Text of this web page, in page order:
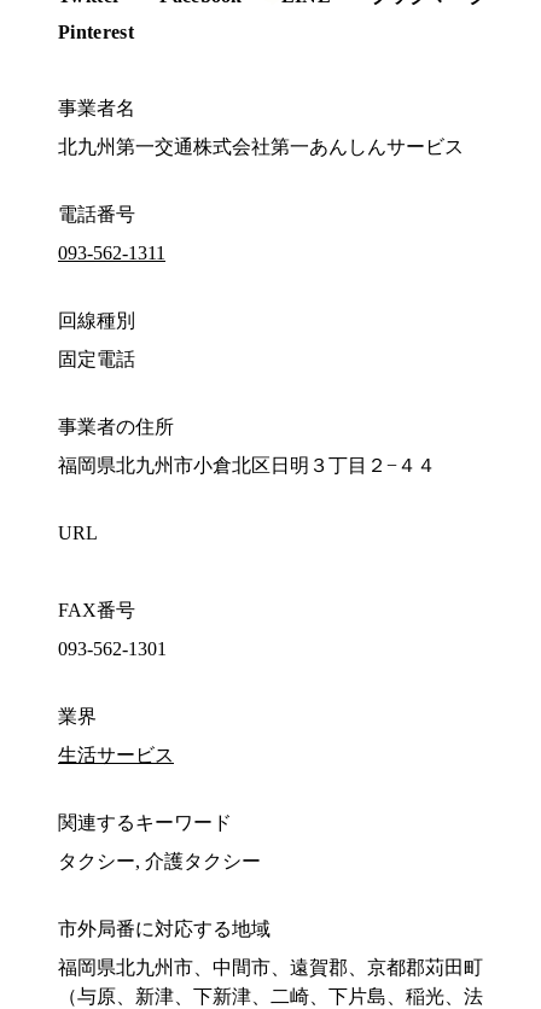
Pinterest
事業者名
北九州第一交通株式会社第一あんしんサービス
電話番号
093-562-1311
回線種別
固定電話
事業者の住所
福岡県北九州市小倉北区日明３丁目２−４４
URL
FAX番号
093-562-1301
業界
生活サービス
関連するキーワード
タクシー, 介護タクシー
市外局番に対応する地域
福岡県北九州市、中間市、遠賀郡、京都郡苅田町
（与原、新津、下新津、二崎、下片島、稲光、法